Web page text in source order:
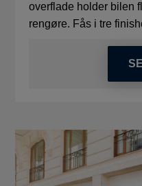
overflade holder bilen
rengøre. Fås i tre